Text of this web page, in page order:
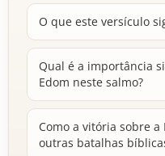
O que este versículo
Qual é a importância
Edom neste salmo?
Como a vitória sobre
outras batalhas